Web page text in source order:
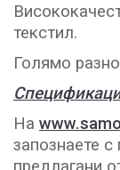
текстил.
Голямо
На
запознаете